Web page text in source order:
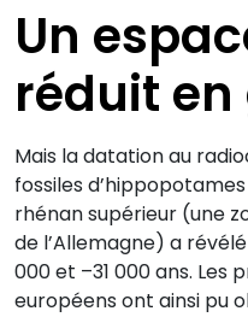
Un
réduit
Mais la datation au
fossiles
rhénan supérieur (une
de l’Allemagne) a
000 et –31 000 ans. Les
européens ont ainsi pu